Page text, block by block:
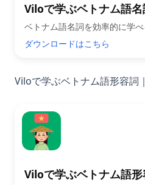
Viloで学ぶベトナム語
ベトナム語名詞を効率的に学べ
ダウンロードはこちら
Viloで学ぶベトナム語形容詞
Viloで学ぶベトナム語